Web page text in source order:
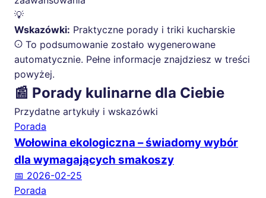
💡
Wskazówki: Praktyczne porady i triki kucharskie
To podsumowanie zostało wygenerowane
automatycznie. Pełne informacje znajdziesz w treści
powyżej.
📰 Porady kulinarne dla Ciebie
Przydatne artykuły i wskazówki
Porada
Wołowina ekologiczna – świadomy wybór
dla wymagających smakoszy
📅 2026-02-25
Porada